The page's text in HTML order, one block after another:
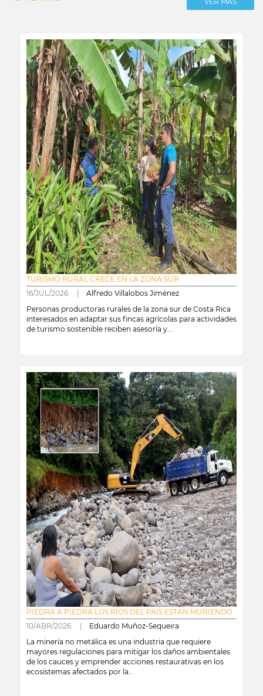
TURISMO RURAL CRECE EN LA ZONA SUR
16/JUL/2026 | Alfredo Villalobos Jiménez
Personas productoras rurales de la zona sur de Costa Rica
interesados en adaptar sus fincas agrícolas para actividades
de turismo sostenible reciben asesoría y...
PIEDRA A PIEDRA LOS RÍOS DEL PAÍS ESTÁN MURIENDO
10/ABR/2026 | Eduardo Muñoz-Sequeira
La minería no metálica es una industria que requiere
mayores regulaciones para mitigar los daños ambientales
de los cauces y emprender acciones restaurativas en los
ecosistemas afectados por la...